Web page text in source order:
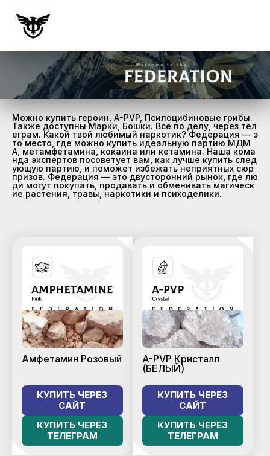
Можно купить героин, A-PVP, Псилоцибиновые грибы.
Также доступны Марки, Бошки. Всё по делу, через тел
еграм. Какой твой любимый наркотик? Федерация — э
то место, где можно купить идеальную партию МДМ
А, метамфетамина, кокаина или кетамина. Наша кома
нда экспертов посоветует вам, как лучше купить след
ующую партию, и поможет избежать неприятных сюр
призов. Федерация — это двусторонний рынок, где лю
ди могут покупать, продавать и обменивать магическ
ие растения, травы, наркотики и психоделики.
Амфетамин Розовый
КУПИТЬ ЧЕРЕЗ
САЙТ
КУПИТЬ ЧЕРЕЗ
ТЕЛЕГРАМ
A-PVP Кристалл
(БЕЛЫЙ)
КУПИТЬ ЧЕРЕЗ
САЙТ
КУПИТЬ ЧЕРЕЗ
ТЕЛЕГРАМ